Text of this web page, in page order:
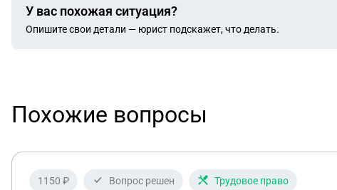
У вас похожая ситуация?
Опишите свои детали — юрист подскажет, что делать.
Похожие вопросы
1150 ₽ Вопрос решен Трудовое право